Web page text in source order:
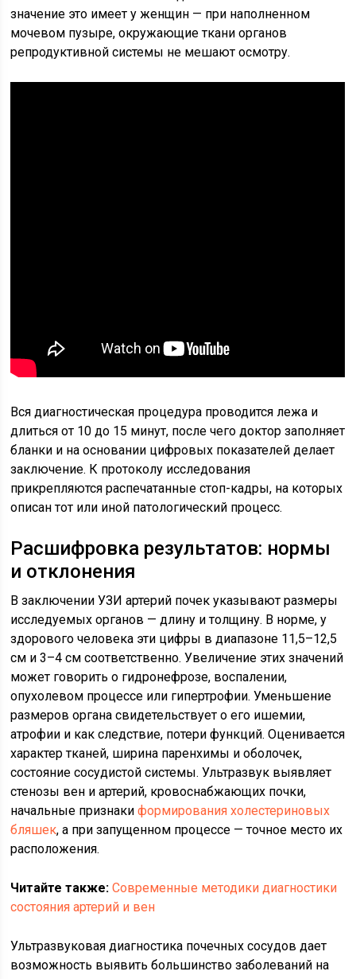
значение это имеет у женщин — при наполненном
мочевом пузыре, окружающие ткани органов
репродуктивной системы не мешают осмотру.
Вся диагностическая процедура проводится лежа и
длиться от 10 до 15 минут, после чего доктор заполняет
бланки и на основании цифровых показателей делает
заключение. К протоколу исследования
прикрепляются распечатанные стоп-кадры, на которых
описан тот или иной патологический процесс.
Расшифровка результатов: нормы
и отклонения
В заключении УЗИ артерий почек указывают размеры
исследуемых органов — длину и толщину. В норме, у
здорового человека эти цифры в диапазоне 11,5–12,5
см и 3–4 см соответственно. Увеличение этих значений
может говорить о гидронефрозе, воспалении,
опухолевом процессе или гипертрофии. Уменьшение
размеров органа свидетельствует о его ишемии,
атрофии и как следствие, потери функций. Оценивается
характер тканей, ширина паренхимы и оболочек,
состояние сосудистой системы. Ультразвук выявляет
стенозы вен и артерий, кровоснабжающих почки,
начальные признакиформирования холестериновых
бляшек, а при запущенном процессе — точное место их
расположения.
Читайте также: Современные методики диагностики
состояния артерий и вен
Ультразвуковая диагностика почечных сосудов дает
возможность выявить большинство заболеваний на